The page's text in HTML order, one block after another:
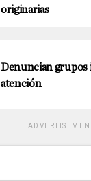
originarias
Denuncian grupos
atención